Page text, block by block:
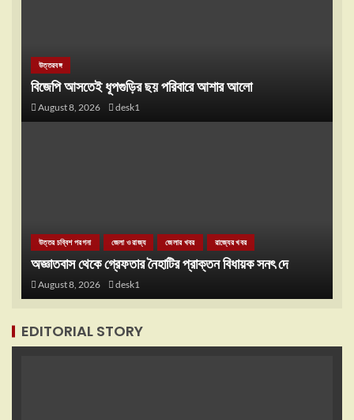
উত্তরবঙ্গ
বিজেপি আসতেই ধূপগুড়ির ছয় পরিবারে আশার আলো
August 8, 2026 desk1
উত্তর চব্বিশ পরগনা জেলা ও রাজ্য জেলার খবর রাজ্যের খবর
অজ্ঞাতবাস থেকে গ্রেফতার নৈহাটির প্রাক্তন বিধায়ক সনৎ দে
August 8, 2026 desk1
EDITORIAL STORY